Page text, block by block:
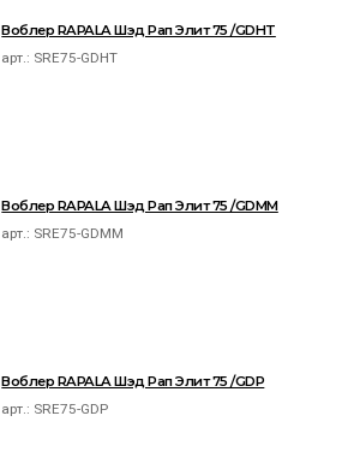
Воблер RAPALA Шэд Рап Элит 75 /GDHT
арт.: SRE75-GDHT
Воблер RAPALA Шэд Рап Элит 75 /GDMM
арт.: SRE75-GDMM
Воблер RAPALA Шэд Рап Элит 75 /GDP
арт.: SRE75-GDP